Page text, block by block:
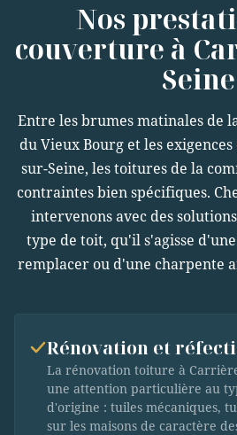
Nos
couverture à
Seine
Entre les brumes matinales de
du Vieux Bourg et les
sur-Seine, les toitures de la
contraintes bien spécifiques.
intervenons avec des
type de toit, qu'il s'agisse
remplacer ou d'une charpente
Rénovation et
La rénovation toiture à
une attention particulière au
d'origine : tuiles mécaniques,
sur les maisons de caractère